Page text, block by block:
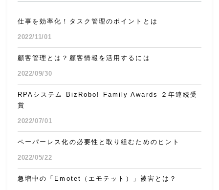
仕事を効率化！タスク管理のポイントとは
2022/11/01
顧客管理とは？顧客情報を活用するには
2022/09/30
RPAシステム BizRobo! Family Awards ２年連続受
賞
2022/07/01
ペーパーレス化の必要性と取り組むためのヒント
2022/05/22
急増中の「Emotet（エモテット）」被害とは？